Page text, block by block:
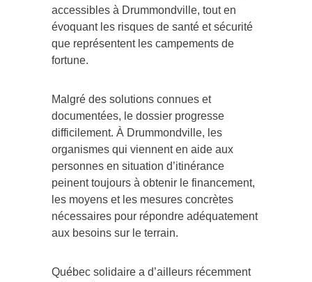
accessibles à Drummondville, tout en
évoquant les risques de santé et sécurité
que représentent les campements de
fortune.
Malgré des solutions connues et
documentées, le dossier progresse
difficilement. À Drummondville, les
organismes qui viennent en aide aux
personnes en situation d’itinérance
peinent toujours à obtenir le financement,
les moyens et les mesures concrètes
nécessaires pour répondre adéquatement
aux besoins sur le terrain.
Québec solidaire a d’ailleurs récemment